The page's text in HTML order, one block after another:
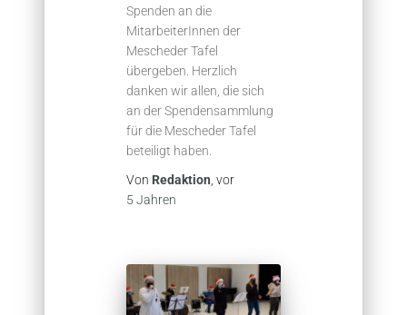
Spenden an die
MitarbeiterInnen der
Mescheder Tafel
übergeben. Herzlich
danken wir allen, die sich
an der Spendensammlung
für die Mescheder Tafel
beteiligt haben.
Von Redaktion, vor
5 Jahren